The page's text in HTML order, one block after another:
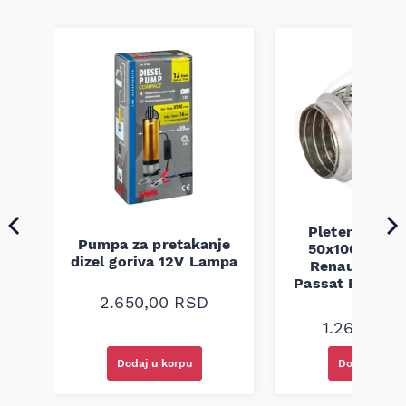
Pumpa za pretakanje
dizel goriva 12V Lampa
2.650,00 RSD
Dodaj u korpu
Pletenica
50x100 Audi
Renault
Passat B5
1.260,00
Dodaj u